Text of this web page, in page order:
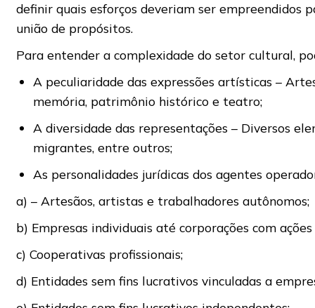
definir quais esforços deveriam ser empreendidos
união de propósitos.
Para entender a complexidade do setor cultural,
A peculiaridade das expressões artísticas –
memória, patrimônio histórico e teatro;
A diversidade das representações – Diversos
migrantes, entre outros;
As personalidades jurídicas dos agentes
a) – Artesãos, artistas e trabalhadores autônomos;
b) Empresas individuais até corporações com
c) Cooperativas profissionais;
d) Entidades sem fins lucrativos vinculadas a